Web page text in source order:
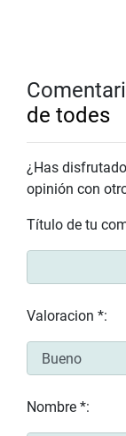
de todes
¿Has
opinión con
Título de tu
Valoracion *:
Nombre *: